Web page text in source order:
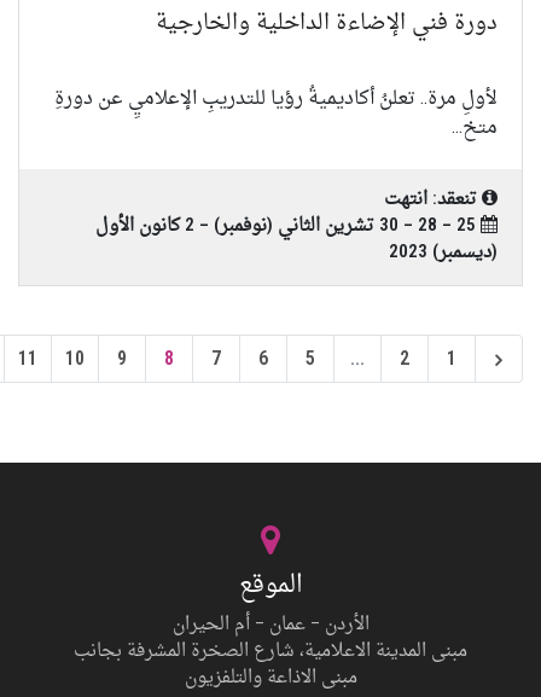
دورة فني الإضاءة الداخلية والخارجية
لأولِ مرة.. تعلنُ أكاديميةُ رؤيا للتدريبِ الإعلاميِ عن دورةِ
متخ...
تنعقد: انتهت
25 – 28 – 30 تشرين الثاني (نوفمبر) – 2 كانون الأول
(ديسمبر) 2023
1
2
...
5
6
7
8
9
10
11
الموقع
الأردن – عمان – أم الحيران
مبنى المدينة الاعلامية، شارع الصخرة المشرفة بجانب
مبنى الاذاعة والتلفزيون